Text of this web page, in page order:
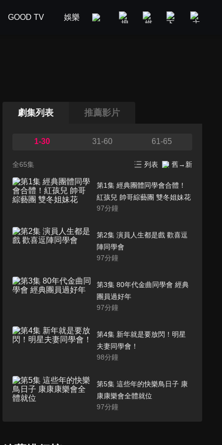
GOOD TV 娛樂 美食旅遊 新聞政論
劇集列表 推薦影片
1-30 31-60 61-65
全65集 列表 舊→新
第1集 經典團體同學會合體！
紅孩兒 帥哥綜藝團 雙冬姐妹花
97分鐘
第2集 演員人生都是戲 歡喜逗
陣同學會
97分鐘
第3集 80年代金曲同學會 經典
團員過好年
97分鐘
第4集 新年就是要放閃！明星
夫妻同學會！
98分鐘
第5集 這些年的快樂鳥日子 康
康康樂會全體就位
97分鐘